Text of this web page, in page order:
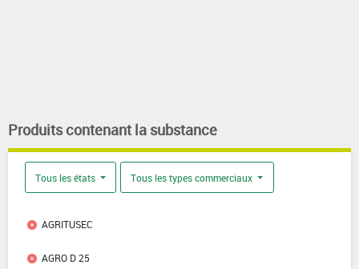
Produits contenant la substance
Tous les états Tous les types commerciaux
AGRITUSEC
AGRO D 25